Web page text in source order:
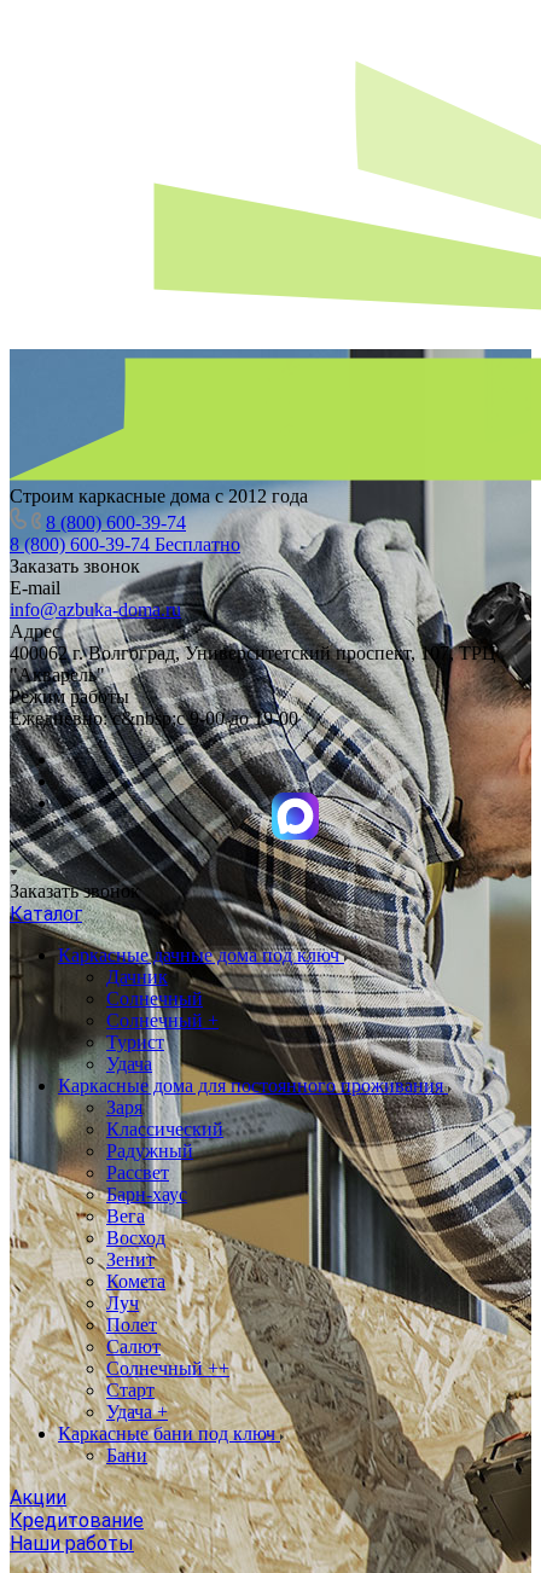
Строим каркасные дома с 2012 года
8 (800) 600-39-74
8 (800) 600-39-74 Бесплатно
Заказать звонок
E-mail
info@azbuka-doma.ru
Адрес
400062 г. Волгоград, Университетский проспект, 107, ТРЦ
"Акварель"
Режим работы
Ежедневно: с&nbsp;с 9-00 до 19-00
Заказать звонок
Каталог
Каркасные дачные дома под ключ
Дачник
Солнечный
Солнечный +
Турист
Удача
Каркасные дома для постоянного проживания
Заря
Классический
Радужный
Рассвет
Барн-хаус
Вега
Восход
Зенит
Комета
Луч
Полет
Салют
Солнечный ++
Старт
Удача +
Каркасные бани под ключ
Бани
Акции
Кредитование
Наши работы